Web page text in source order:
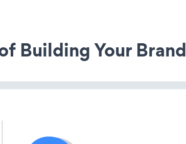
Building Your Brand